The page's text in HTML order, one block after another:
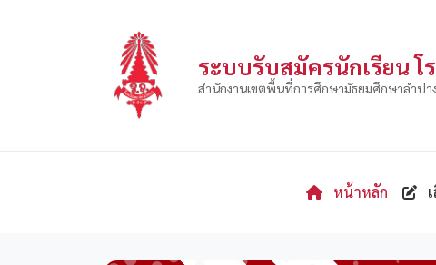
ระบบรับสมัครนักเรียน โ
สำนักงานเขตพื้นที่การศึกษามัธยมศึกษาลำปา
หน้าหลัก